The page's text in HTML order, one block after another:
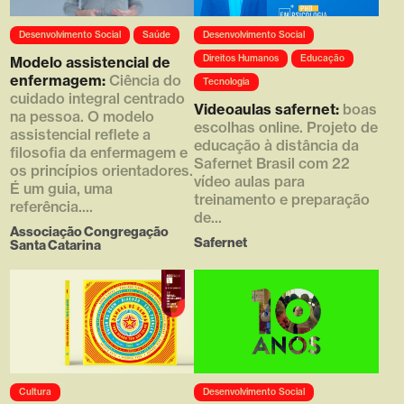
Array ( [0] =>
https://d4g.com.br/wp-
content/uploads/2019/02/thumb
_610x380_03.png [1] => 450
[2] => 253 [3] => )
Desenvolvimento Social Saúde
Modelo assistencial de
enfermagem:Ciência do
cuidado integral centrado
na pessoa. O modelo
assistencial reflete a
filosofia da enfermagem e
os princípios orientadores.
É um guia, uma
referência....
Associação Congregação
Santa Catarina
Array ( [0] =>
https://d4g.com.br/wp-
content/uploads/2018/02/saferne
t_videoaulas-768x2375.jpg [1]
=> 768 [2] => 2375 [3] => 1 )
Desenvolvimento Social
Direitos Humanos
Educação
Tecnologia
Videoaulas safernet: boas
escolhas online. Projeto de
educação à distância da
Safernet Brasil com 22
vídeo aulas para
treinamento e preparação
de...
Safernet
Array ( [0] =>
https://d4g.com.br/wp-
Cultura
Array ( [0] =>
https://d4g.com.br/wp-
Desenvolvimento Social